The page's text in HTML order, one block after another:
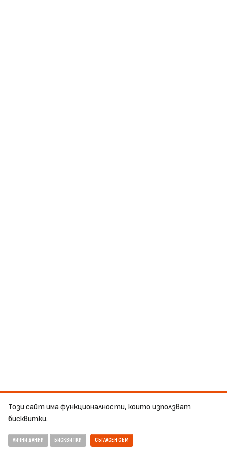
Този сайт има функционалности, които използват
бисквитки.
ЛИЧНИ ДАННИ БИСКВИТКИ СЪГЛАСЕН СЪМ